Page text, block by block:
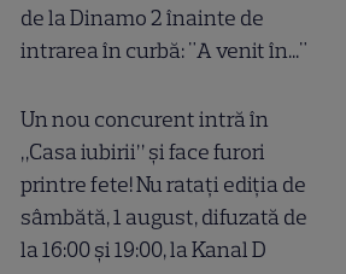
de la Dinamo 2 înainte de
intrarea în curbă: "A venit în..."
Un nou concurent intră în
„Casa iubirii” și face furori
printre fete! Nu ratați ediția de
sâmbătă, 1 august, difuzată de
la 16:00 și 19:00, la Kanal D